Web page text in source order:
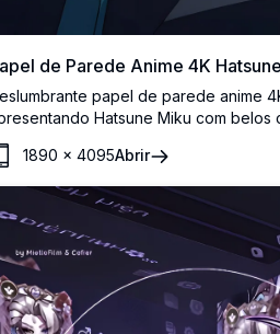
de Parede Anime 4K
papel de parede anime
Hatsune Miku com belos
azul-esverdeados cativantes.
a icônica personagem
com cores vibrantes e
1890 × 4095Abrir